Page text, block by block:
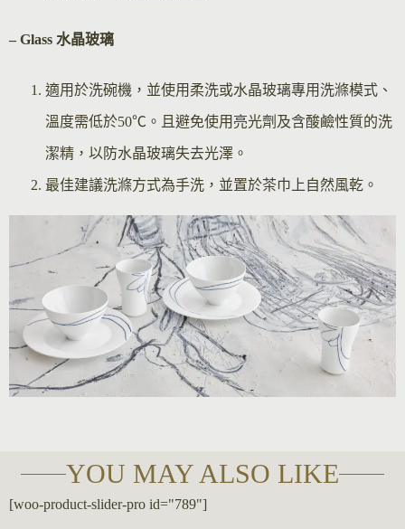
– Glass 水晶玻璃
適用於洗碗機，並使用柔洗或水晶玻璃專用洗滌模式、
溫度需低於50℃。且避免使用亮光劑及含酸鹼性質的洗
潔精，以防水晶玻璃失去光澤。
最佳建議洗滌方式為手洗，並置於茶巾上自然風乾。
YOU MAY ALSO LIKE
[woo-product-slider-pro id="789"]